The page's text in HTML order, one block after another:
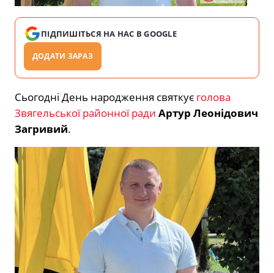
ПІДПИШІТЬСЯ НА НАС В GOOGLE
ДОДАТИ ЗАРАЗ
Сьогодні День народження святкує голова
Звягельської районної ради Артур Леонідович
Загривий.